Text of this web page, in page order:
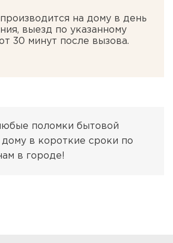
на дому в день
выезд по указанному
30 минут после вызова.
поломки бытовой
дому в короткие сроки по
в городе!